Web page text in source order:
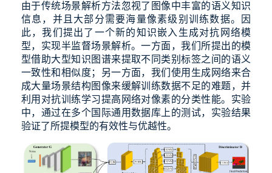
由于传统场景解析方法忽视了图像中丰富的语义知识
信息，并且大部分需要海量像素级别训练数据。因
此，我们提出了一个新的知识嵌入生成对抗网络模
型，实现半监督场景解析。一方面，我们所提出的模
型借助大型知识图谱来提取不同类别标签之间的语义
一致性和相似度；另一方面，我们使用生成网络来合
成大量场景结构图像来缓解训练数据不足的难题，并
利用对抗训练学习提高网络对像素的分类性能。实验
中，通过在多个国际通用数据库上的测试，实验结果
验证了所提模型的有效性与优越性。